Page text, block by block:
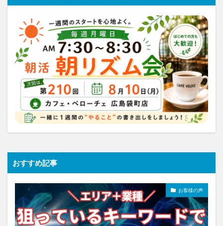
おすすめ記事
お客様の声